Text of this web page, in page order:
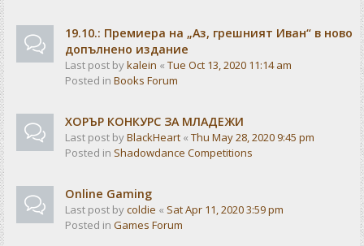
19.10.: Премиера на „Аз, грешният Иван“ в ново
допълнено издание
Last post bykalein « Tue Oct 13, 2020 11:14 am
Posted in Books Forum
ХОРЪР КОНКУРС ЗА МЛАДЕЖИ
Last post byBlackHeart « Thu May 28, 2020 9:45 pm
Posted in Shadowdance Competitions
Online Gaming
Last post bycoldie « Sat Apr 11, 2020 3:59 pm
Posted in Games Forum